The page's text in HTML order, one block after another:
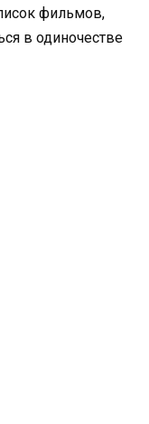
фильмов,
в одиночестве